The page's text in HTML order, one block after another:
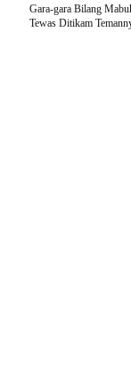
Gara-gara Bilang
Tewas Ditikam